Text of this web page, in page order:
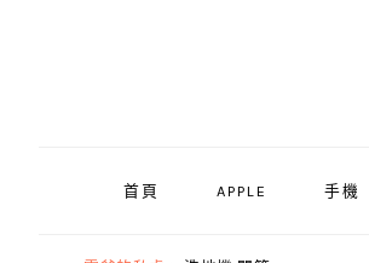
首頁 APPLE 手機